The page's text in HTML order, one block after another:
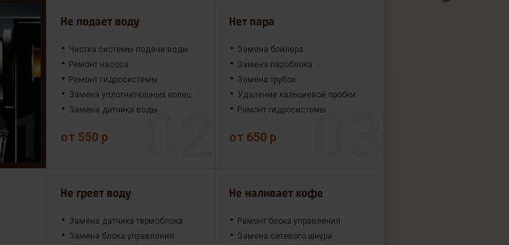
Не подает воду
Чистка системы подачи воды
Ремонт насоса
Ремонт гидросистемы
Замена уплотнительных колец
Замена датчика воды
от 550 р
Нет пара
Замена бойлера
Замена пароблока
Замена трубок
Удаление кальциевой пробки
Ремонт гидросистемы
от 650 р
Не греет воду
Замена датчика термоблока
Замена блока управления
Не наливает кофе
Ремонт блока управления
Замена сетевого шнура